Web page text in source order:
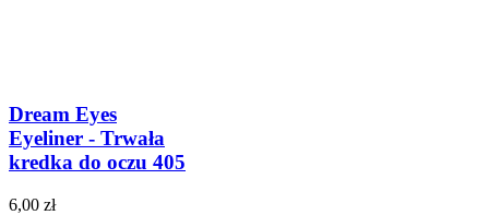
Dream Eyes
Eyeliner - Trwała
kredka do oczu 405
6,00 zł